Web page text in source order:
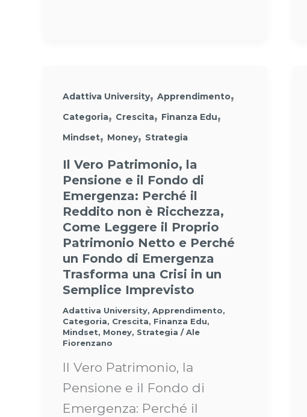
Adattiva University, Apprendimento,
Categoria, Crescita, Finanza Edu,
Mindset, Money, Strategia
Il Vero Patrimonio, la
Pensione e il Fondo di
Emergenza: Perché il
Reddito non è Ricchezza,
Come Leggere il Proprio
Patrimonio Netto e Perché
un Fondo di Emergenza
Trasforma una Crisi in un
Semplice Imprevisto
Adattiva University, Apprendimento,
Categoria, Crescita, Finanza Edu,
Mindset, Money, Strategia /Ale
Fiorenzano
Il Vero Patrimonio, la
Pensione e il Fondo di
Emergenza: Perché il